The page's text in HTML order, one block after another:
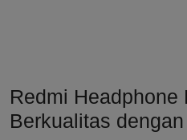
Redmi Headphone
Berkualitas